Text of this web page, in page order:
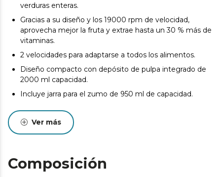
verduras enteras.
Gracias a su diseño y los 19000 rpm de velocidad,
aprovecha mejor la fruta y extrae hasta un 30 % más de
vitaminas.
2 velocidades para adaptarse a todos los alimentos.
Diseño compacto con depósito de pulpa integrado de
2000 ml capacidad.
Incluye jarra para el zumo de 950 ml de capacidad.
Fácil de limpiar. Piezas no eléctricas aptas para
lavavajillas.
solo si la licuadora está correctamente montada.
Boquilla antigoteo.
Ver más
Composición